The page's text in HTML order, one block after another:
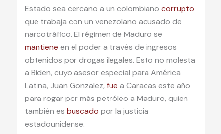
Estado sea cercano a un colombiano corrupto
que trabaja con un venezolano acusado de
narcotráfico. El régimen de Maduro se
mantiene en el poder a través de ingresos
obtenidos por drogas ilegales. Esto no molesta
a Biden, cuyo asesor especial para América
Latina, Juan Gonzalez, fue a Caracas este año
para rogar por más petróleo a Maduro, quien
también es buscado por la justicia
estadounidense.